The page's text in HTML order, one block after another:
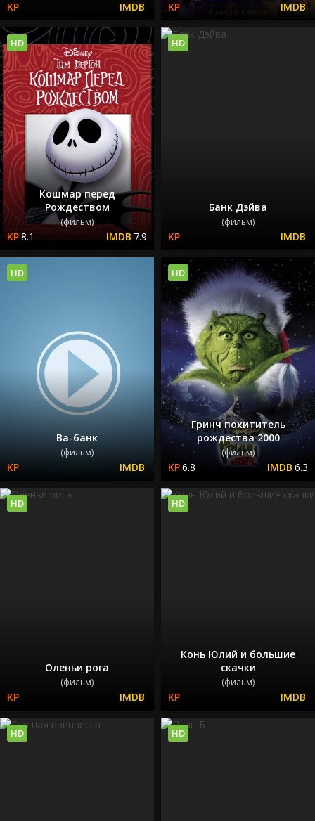
Кошмар перед
Рождеством
(фильм)
8.1 7.9
HD
Банк Дэйва
(фильм)
HD
Ва-банк
(фильм)
HD
Гринч похититель
рождества 2000
(фильм)
6.8 6.3
HD
Оленьи рога
(фильм)
HD
Конь Юлий и большие
скачки
(фильм)
HD
HD HD